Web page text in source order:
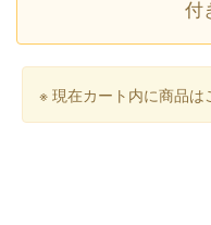
付
※ 現在カート内に商品は